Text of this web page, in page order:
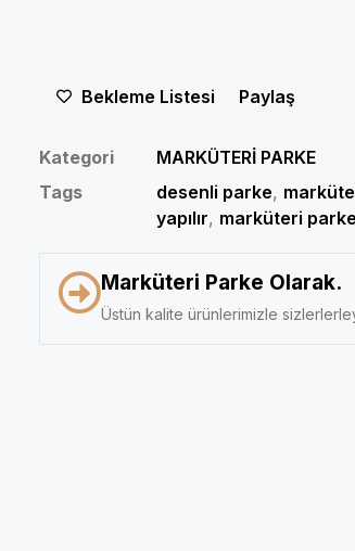
Bekleme Listesi Paylaş
Kategori
MARKÜTERİ PARKE
Tags
desenli parke,
yapılır, marküteri
Marküteri Parke Olarak.
Üstün kalite ürünlerimizle